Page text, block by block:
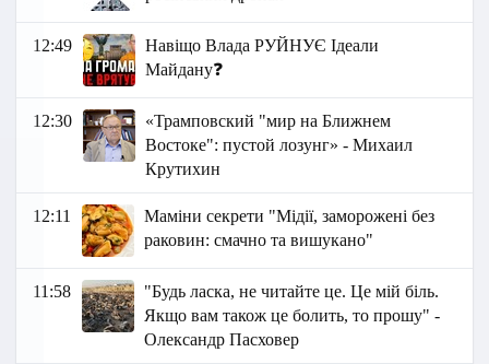
12:49
Навіщо Влада РУЙНУЄ Ідеали
Майдану❓
12:30
«Трамповский "мир на Ближнем
Востоке": пустой лозунг» - Михаил
Крутихин
12:11
Маміни секрети "Мідії, заморожені без
раковин: смачно та вишукано"
11:58
"Будь ласка, не читайте це. Це мій біль.
Якщо вам також це болить, то прошу" -
Олександр Пасховер